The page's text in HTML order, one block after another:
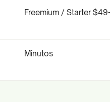
Freemium / Starter
Minutos